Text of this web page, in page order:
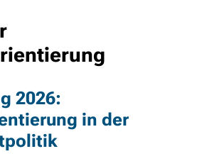
2026:
in der